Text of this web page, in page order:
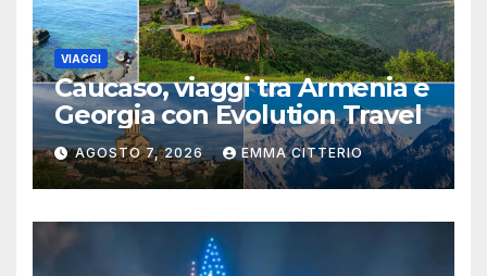
VIAGGI
Caucaso, viaggi tra Armenia e
Georgia con Evolution Travel
AGOSTO 7, 2026 EMMA CITTERIO